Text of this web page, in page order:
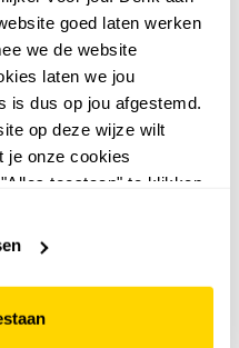
goed laten werken
we de website
laten we jou
is dus op jou afgestemd.
op deze wijze wilt
je onze cookies
toestaan" te klikken.